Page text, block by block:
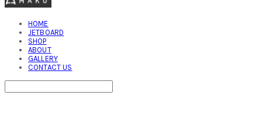
HOME
JETBOARD
SHOP
ABOUT
GALLERY
CONTACT US